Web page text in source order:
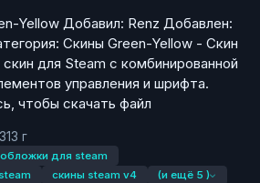
Yellow Добавил: Renz Добавлен:
Скины Green-Yellow - Скин
для Steam с комбинированной
управления и шрифта.
чтобы скачать файл
13 г
обложки для steam
скины steam v4 (и ещё 5 )